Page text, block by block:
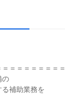
＝＝＝＝＝＝＝＝
の
補助業務を